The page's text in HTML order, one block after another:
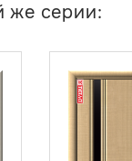
же серии: